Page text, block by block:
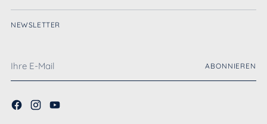
NEWSLETTER
E-
Mail
ABONNIEREN